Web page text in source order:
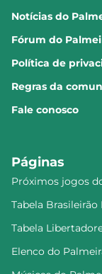
Notícias do
Fórum do
Política de
Regras da
Fale conosco
Páginas
Próximos jogos
Tabela Brasileirão
Tabela
Elenco do